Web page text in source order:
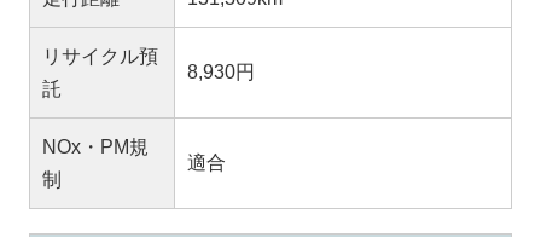
リサイクル預
託
8,930円
NOx・PM規
制
適合